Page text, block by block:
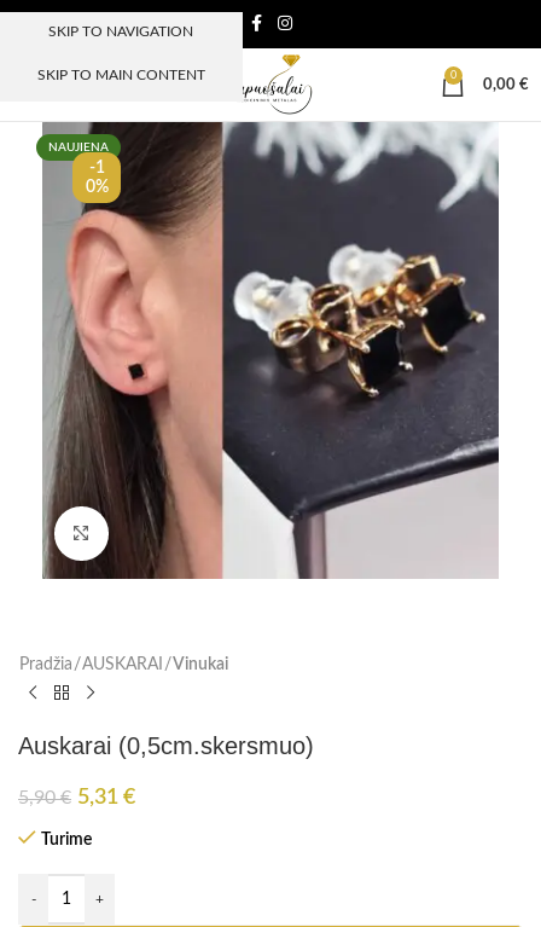
SKIP TO NAVIGATION
SKIP TO MAIN CONTENT
MENIU
0
0,00 €
-1
0%
NAUJIENA
Paspauskite, kad padidinti
Pradžia AUSKARAI Vinukai
Auskarai (0,5cm.skersmuo)
5,90€ 5,31 €
Turime